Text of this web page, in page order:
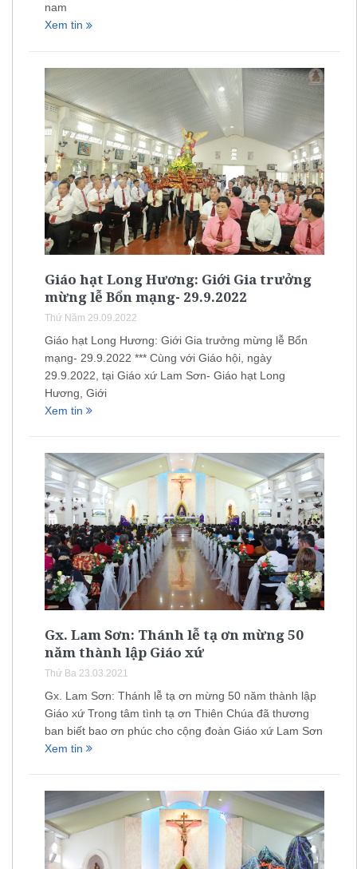
nam
Xem tin
Giáo hạt Long Hương: Giới Gia trưởng
mừng lễ Bổn mạng- 29.9.2022
Thứ Năm 29.09.2022
Giáo hạt Long Hương: Giới Gia trưởng mừng lễ Bổn
mạng- 29.9.2022 *** Cùng với Giáo hội, ngày
29.9.2022, tại Giáo xứ Lam Sơn- Giáo hạt Long
Hương, Giới
Xem tin
Gx. Lam Sơn: Thánh lễ tạ ơn mừng 50
năm thành lập Giáo xứ
Thứ Ba 23.03.2021
Gx. Lam Sơn: Thánh lễ tạ ơn mừng 50 năm thành lập
Giáo xứ Trong tâm tình tạ ơn Thiên Chúa đã thương
ban biết bao ơn phúc cho cộng đoàn Giáo xứ Lam Sơn
Xem tin